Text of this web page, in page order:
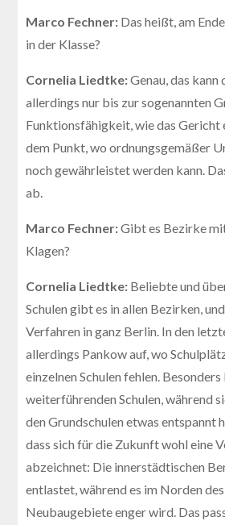
Marco Fechner: Das heißt, am
in der Klasse?
Cornelia Liedtke:Genau, das kann
allerdings nur bis zur sogenannten
Funktionsfähigkeit, wie das Gericht
dem Punkt, wo ordnungsgemäßer
noch gewährleistet werden kann.
ab.
Marco Fechner:Gibt es Bezirke
Klagen?
Cornelia Liedtke: Beliebte und
Schulen gibt es in allen Bezirken,
Verfahren in ganz Berlin. In den
allerdings Pankow auf, wo
einzelnen Schulen fehlen.
weiterführenden Schulen, während
den Grundschulen etwas entspannt
dass sich für die Zukunft wohl eine
abzeichnet: Die innerstädtischen
entlastet, während es im Norden
Neubaugebiete enger wird. Das